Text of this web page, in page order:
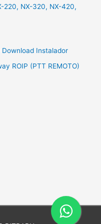
220, NX-320, NX-420,
Instalador
ROIP (PTT REMOTO)